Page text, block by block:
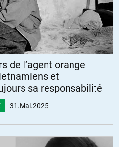
de l’agent orange
et
sa responsabilité
31.Mai.2025